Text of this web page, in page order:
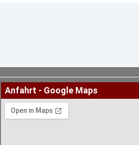
Anfahrt - Google Maps